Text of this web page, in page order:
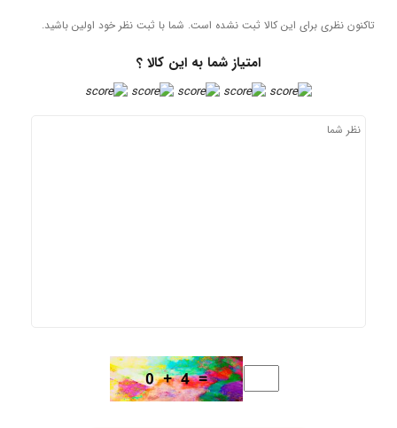
این کالا ثبت نشده است. شما با ثبت نظر خود اولین باشید.
امتیاز شما به این کالا ؟